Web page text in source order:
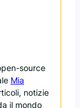
source
Mia
notizie
il mondo